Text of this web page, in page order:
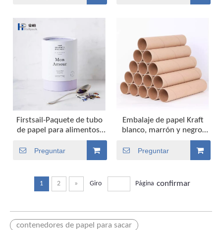
alimentaria, té, café,
papel cilindro redondo
Firstsail-Paquete de tubo
de papel para alimentos,
alimentaria, cilindro
redondo de cartón suelto,
respetuoso con el medio
ambiente
Preguntar
Embalaje de papel Kraft
blanco, marrón y negro,
pintura de mapa, póster,
cilindro de cartón marrón,
tubos de papel para
Preguntar
1 2 » Giro Página confirmar
contenedores de papel para sacar